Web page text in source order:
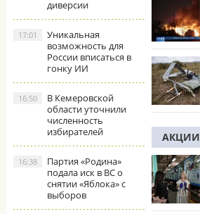
диверсии
Уникальная
возможность для
России вписаться в
гонку ИИ
17:01
В Кемеровской
области уточнили
численность
избирателей
16:50
Партия «Родина»
подала иск в ВС о
снятии «Яблока» с
выборов
16:38
АКЦИИ